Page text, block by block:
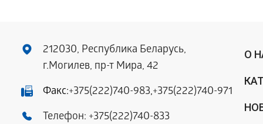
212030, Республика Беларусь,
г.Могилев, пр-т Мира, 42
Факс:+375(222)740-983,+375(222)740-971
Телефон: +375(222)740-833
О